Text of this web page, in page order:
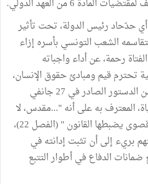
6 من العهد الدولي.
حدّحاد رئيس الدولة، تحت تأثير
الشعب التونسي بأسره إزاء
رحمة، عن أداء واجباته
تحترم قيم ومبادئ حقوق الإنسان،
مثلما أكدتها أحكام الباب الثاني من الدستور الصادر في 27 جانفي
المعترف به على أنه "...مقدس، لا
يجوز المساس به إلا في حالات قصوى يضبطها القانون " (الفصل 22)،
بريء إلى أن تثبت إدانته في
الدفاع في أطوار التتبع